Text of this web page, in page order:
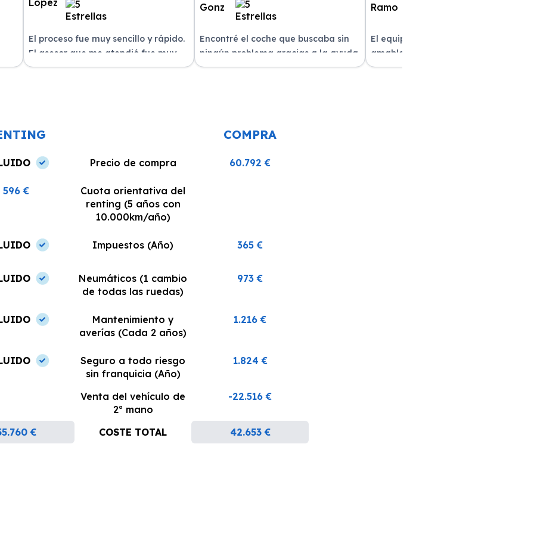
El proceso fue muy sencillo y rápido.
El asesor que me atendió fue muy
amable y me explicó todo con
Encontré el coche que buscaba sin
ningún problema gracias a la ayuda
del equipo. La atención al cliente fue
El equipo fue muy profesional y
amable durante todo el proceso. La
entrega del vehículo fue rapidísima
COMPRA
Precio de compra 60.792 €
596 €
Cuota orientativa del
renting (5 años con
10.000km/año)
Impuestos (Año) 365 €
Neumáticos (1 cambio
de todas las ruedas)
973 €
Mantenimiento y
averías (Cada 2 años)
1.216 €
Seguro a todo riesgo
sin franquicia (Año)
1.824 €
Venta del vehículo de
2ª mano
-22.516 €
€ COSTE TOTAL 42.653 €